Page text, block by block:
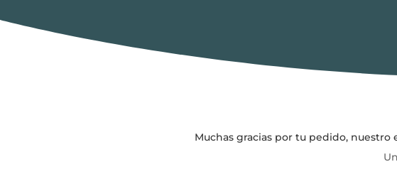
Muchas gracias por tu pedido,